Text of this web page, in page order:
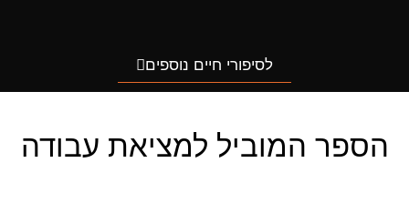
לסיפורי חיים נוספים
הספר המוביל למציאת עבודה